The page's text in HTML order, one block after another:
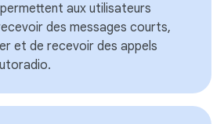
aux utilisateurs
des messages courts,
et de recevoir des appels